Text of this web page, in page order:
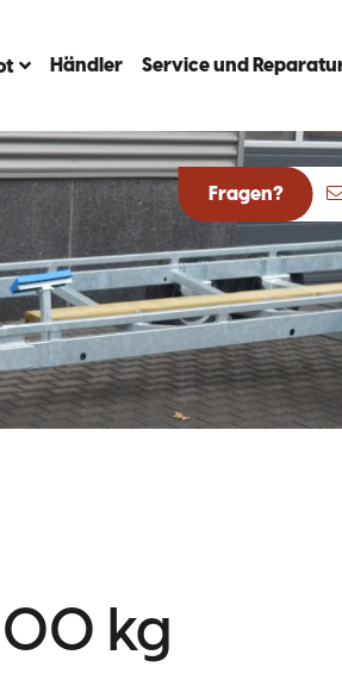
Händler Service und
Fragen?
kg